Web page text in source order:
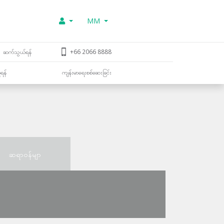
MM
ဆက်သွယ်ရန် +66 2066 8888
န် ကျန်းမာရေးစစ်ဆေးခြင်း
ဆရာဝန်မျာ